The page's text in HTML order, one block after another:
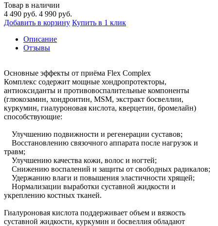
Товар в наличии
4 490 руб. 4 990 руб.
Добавить в корзину Купить в 1 клик
Описание
Отзывы
Основные эффекты от приёма Flex Complex
Комплекс содержит мощные хондропротекторы,
антиоксиданты и противовоспалительные компоненты
(глюкозамин, хондроитин, MSM, экстракт босвеллии,
куркумин, гиалуроновая кислота, кверцетин, бромелайн)
способствующие:
Улучшению подвижности и регенерации суставов;
Восстановлению связочного аппарата после нагрузок и
травм;
Улучшению качества кожи, волос и ногтей;
Снижению воспалений и защиты от свободных радикалов;
Удержанию влаги и повышения эластичности хрящей;
Нормализации выработки суставной жидкости и
укреплению костных тканей.
Гиалуроновая кислота поддерживает объем и вязкость
суставной жидкости, куркумин и босвеллия обладают